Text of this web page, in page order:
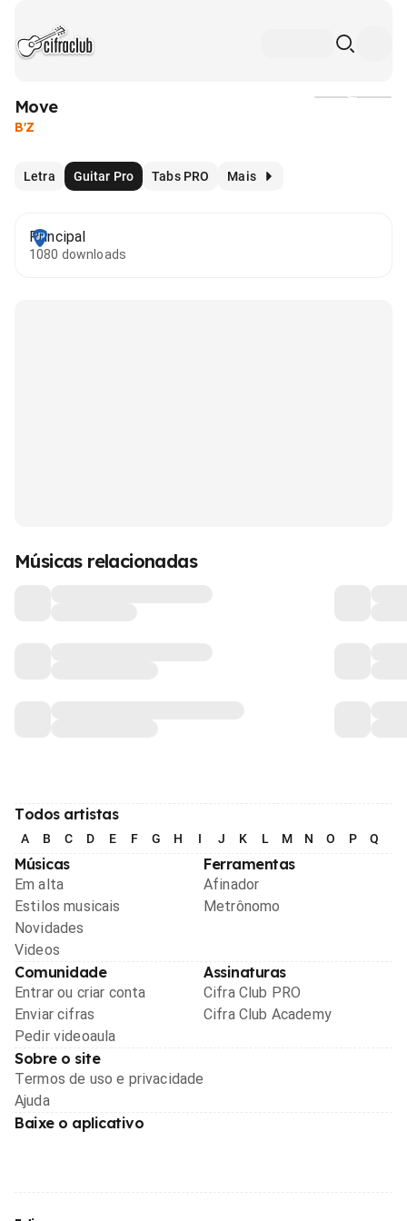
Move
B'Z
Letra Guitar Pro Tabs PRO Mais
Principal
1080 downloads
Músicas relacionadas
Todos artistas
A B C D E F G H I J K L M N O P Q
Músicas
Em alta
Estilos musicais
Novidades
Videos
Ferramentas
Afinador
Metrônomo
Comunidade
Entrar ou criar conta
Enviar cifras
Pedir videoaula
Assinaturas
Cifra Club PRO
Cifra Club Academy
Sobre o site
Termos de uso e privacidade
Ajuda
Baixe o aplicativo